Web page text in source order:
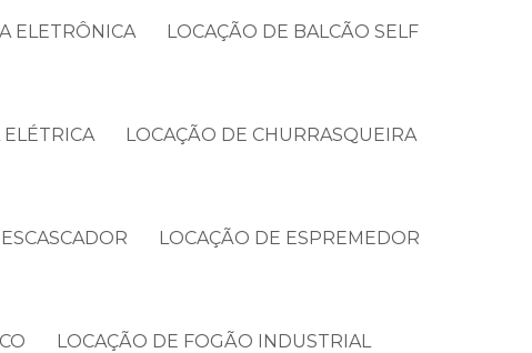
ELETRÔNICA LOCAÇÃO DE BALCÃO SELF
LOCAÇÃO DE CHURRASQUEIRA
LOCAÇÃO DE ESPREMEDOR
LOCAÇÃO DE FOGÃO INDUSTRIAL